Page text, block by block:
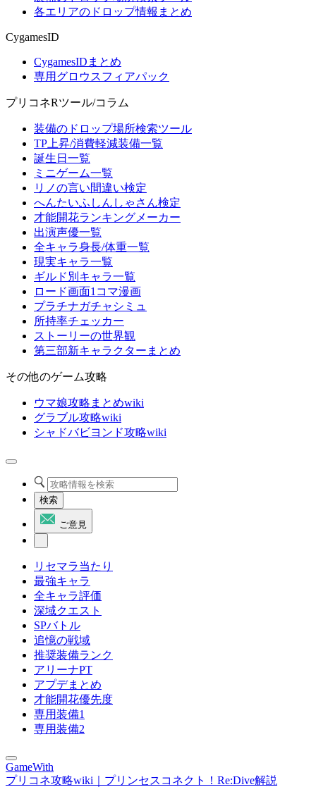
各エリアのドロップ情報まとめ
CygamesID
CygamesIDまとめ
専用グロウスフィアパック
プリコネRツール/コラム
装備のドロップ場所検索ツール
TP上昇/消費軽減装備一覧
誕生日一覧
ミニゲーム一覧
リノの言い間違い検定
へんたいふしんしゃさん検定
才能開花ランキングメーカー
出演声優一覧
全キャラ身長/体重一覧
現実キャラ一覧
ギルド別キャラ一覧
ロード画面1コマ漫画
プラチナガチャシミュ
所持率チェッカー
ストーリーの世界観
第三部新キャラクターまとめ
その他のゲーム攻略
ウマ娘攻略まとめwiki
グラブル攻略wiki
シャドバビヨンド攻略wiki
検索
ご意見
リセマラ当たり
最強キャラ
全キャラ評価
深域クエスト
SPバトル
追憶の戦域
推奨装備ランク
アリーナPT
アプデまとめ
才能開花優先度
専用装備1
専用装備2
GameWith
プリコネ攻略wiki｜プリンセスコネクト！Re:Dive解説